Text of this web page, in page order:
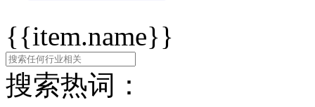
{{item.name}}
搜索热词：